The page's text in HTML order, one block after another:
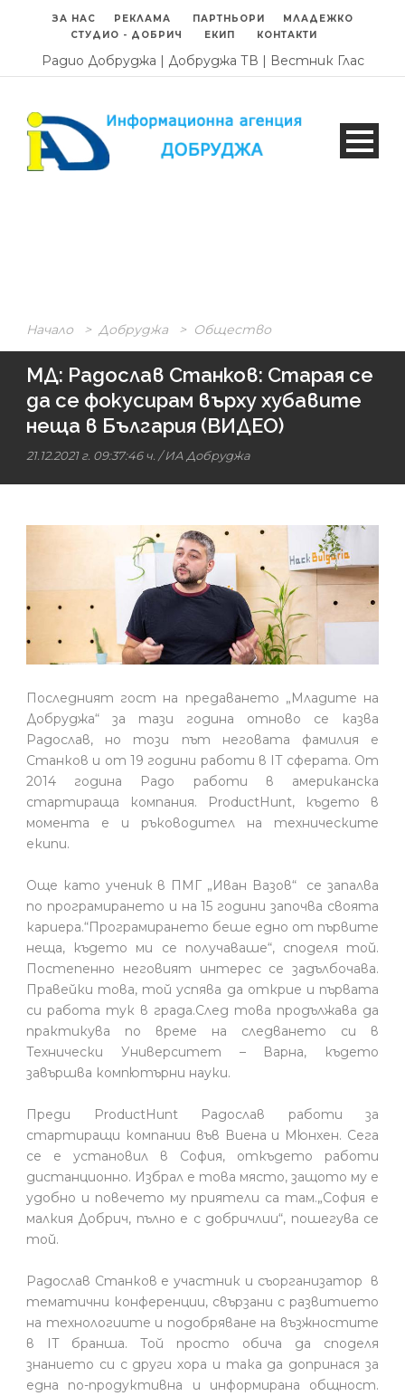
ЗА НАС РЕКЛАМА ПАРТНЬОРИ
МЛАДЕЖКО
СТУДИО - ДОБРИЧ
ЕКИП КОНТАКТИ
Радио Добруджа | Добруджа ТВ | Вестник Глас
Начало > Добруджа > Общество
МД: Радослав Станков: Старая се
да се фокусирам върху хубавите
неща в България (ВИДЕО)
21.12.2021 г. 09:37:46 ч. /ИА Добруджа
Последният гост на предаването „Младите на
Добруджа“ за тази година отново се казва
Радослав, но този път неговата фамилия е
Станков и от 19 години работи в IT сферата. От
2014 година Радо работи в американска
стартираща компания. ProductHunt, където в
момента е и ръководител на техническите
екипи.
Още като ученик в ПМГ „Иван Вазов“ се запалва
по програмирането и на 15 години започва своята
кариера.“Програмирането беше едно от първите
неща, където ми се получаваше“, споделя той.
Постепенно неговият интерес се задълбочава.
Правейки това, той успява да открие и първата
си работа тук в града.След това продължава да
практикува по време на следването си в
Технически Университет – Варна, където
завършва компютърни науки.
Преди ProductHunt Радослав работи за
стартиращи компании във Виена и Мюнхен. Сега
се е установил в София, откъдето работи
дистанционно. Избрал е това място, защото му е
удобно и повечето му приятели са там.„София е
малкия Добрич, пълно е с добричлии“, пошегува се
той.
Радослав Станков е участник и съорганизатор в
тематични конференции, свързани с развитието
на технологиите и подобряване на възжностите
в IT бранша. Той просто обича да споделя
знанието си с други хора и така да допринася за
една по-продуктивна и информирана общност.